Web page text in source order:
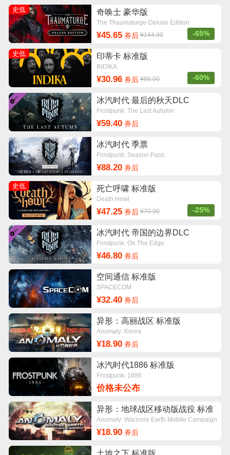
史低 奇唤士 豪华版
The Thaumaturge-Deluxe Edition
¥45.65券后 ¥144.90 -65%
史低 印蒂卡 标准版
INDIKA
¥30.96券后 ¥86.00 -60%
冰汽时代 最后的秋天DLC
Frostpunk: The Last Autumn
¥59.40券后
冰汽时代 季票
Frostpunk: Season Pass
¥88.20券后
史低 死亡呼啸 标准版
Death Howl
¥47.25券后 ¥70.00 -25%
冰汽时代 帝国的边界DLC
Frostpunk: On The Edge
¥46.80券后
空间通信 标准版
SPACECOM
¥32.40券后
异形：高丽战区 标准版
Anomaly: Korea
¥18.90券后
冰汽时代1886 标准版
Frostpunk: 1886
价格未公布
异形：地球战区移动版战役 标准
版
Anomaly: Warzone Earth Mobile Campaign
¥18.90券后
土地之下 标准版